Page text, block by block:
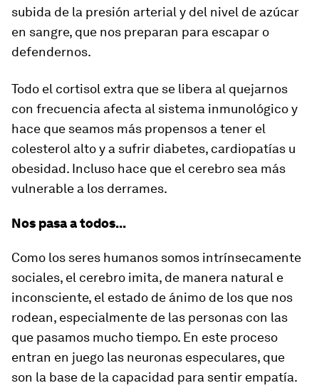
subida de la presión arterial y del nivel de azúcar
en sangre, que nos preparan para escapar o
defendernos.
Todo el cortisol extra que se libera al quejarnos
con frecuencia afecta al sistema inmunológico y
hace que seamos más propensos a tener el
colesterol alto y a sufrir diabetes, cardiopatías u
obesidad. Incluso hace que el cerebro sea más
vulnerable a los derrames.
Nos pasa a todos...
Como los seres humanos somos intrínsecamente
sociales, el cerebro imita, de manera natural e
inconsciente, el estado de ánimo de los que nos
rodean, especialmente de las personas con las
que pasamos mucho tiempo. En este proceso
entran en juego las neuronas especulares, que
son la base de la capacidad para sentir empatía.